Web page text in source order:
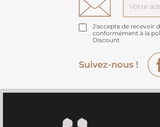
J'accepte de recevoir
conformément à la
Discount
Suivez-nous !